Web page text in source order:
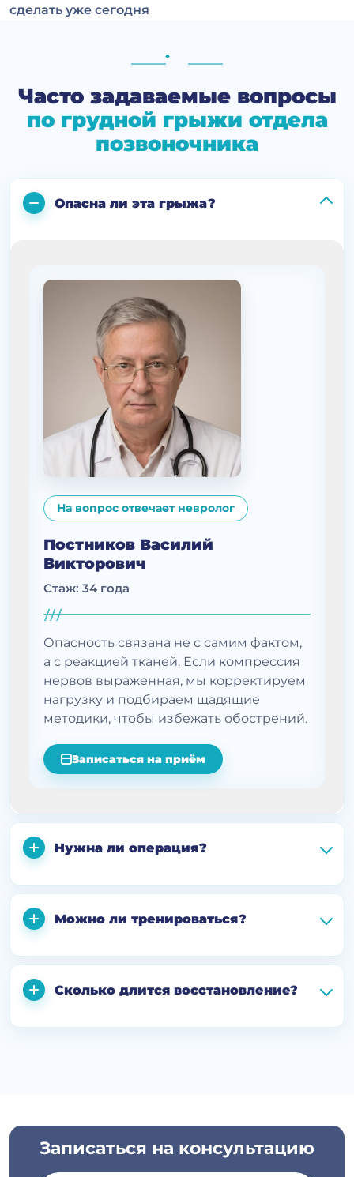
сделать уже сегодня
Часто задаваемые вопросы
по грудной грыжи отдела
позвоночника
Опасна ли эта грыжа?
На вопрос отвечает невролог
Постников Василий
Викторович
Стаж: 34 года
Опасность связана не с самим фактом,
а с реакцией тканей. Если компрессия
нервов выраженная, мы корректируем
нагрузку и подбираем щадящие
методики, чтобы избежать обострений.
Записаться на приём
Нужна ли операция?
Можно ли тренироваться?
Сколько длится восстановление?
Записаться на консультацию